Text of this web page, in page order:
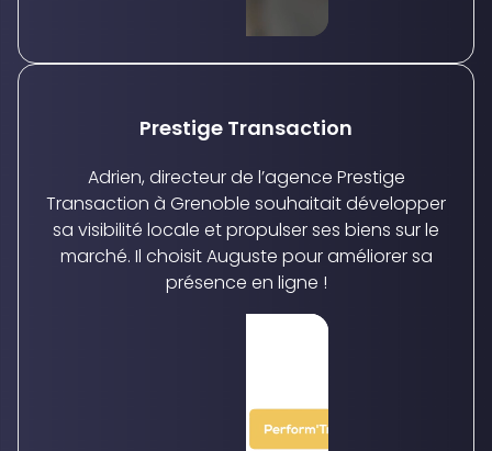
Prestige Transaction
Adrien, directeur de l’agence Prestige
Transaction à Grenoble souhaitait développer
sa visibilité locale et propulser ses biens sur le
marché. Il choisit Auguste pour améliorer sa
présence en ligne !